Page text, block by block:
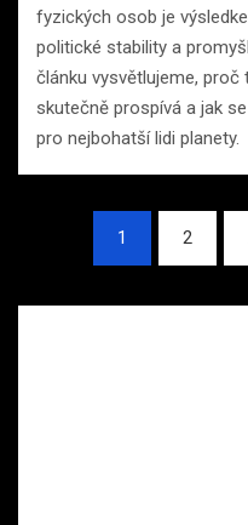
fyzických osob je
politické stability a
článku vysvětlujeme,
skutečně prospívá a jak
pro nejbohatší lidi planety.
Stránkování
příspěvků
1 2